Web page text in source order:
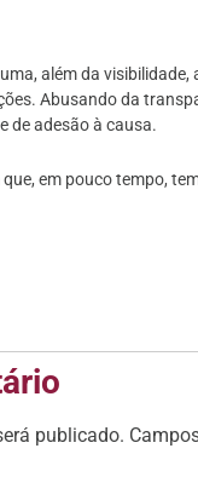
além da
Abusando da
de adesão à causa.
em pouco tempo,
publicado.